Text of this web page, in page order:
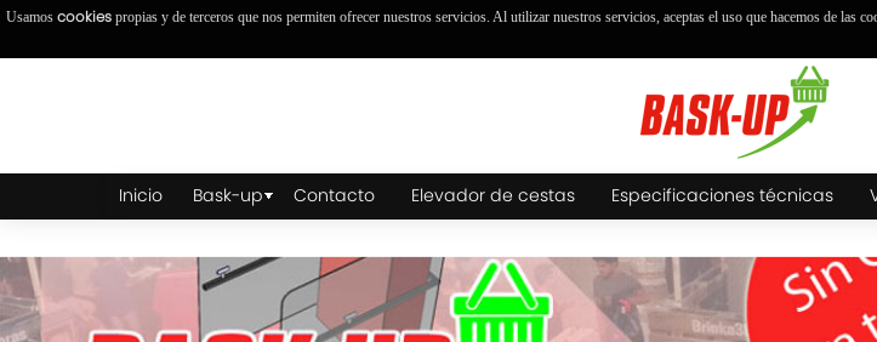
Inicio Bask-up Contacto Elevador de cestas Especificaciones técnicas
Usamos cookies propias y de terceros que nos permiten ofrecer nuestros servicios. Al utilizar nuestros servicios, aceptas el uso que hacemos de las